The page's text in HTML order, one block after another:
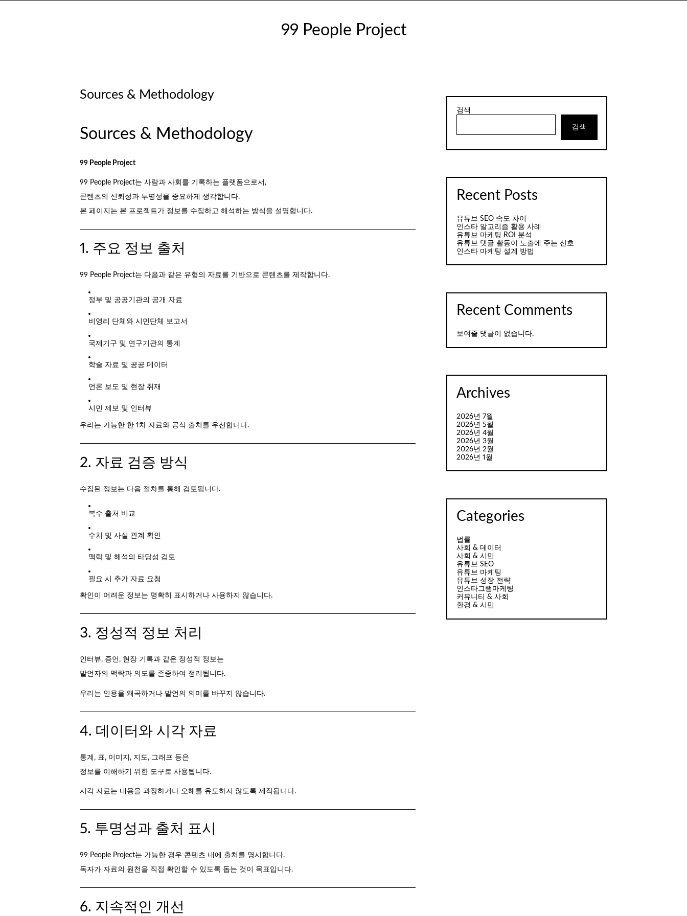
99 People Project
Sources & Methodology
Sources & Methodology
99 People Project
99 People Project는 사람과 사회를 기록하는 플랫폼으로서,
콘텐츠의 신뢰성과 투명성을 중요하게 생각합니다.
본 페이지는 본 프로젝트가 정보를 수집하고 해석하는 방식을 설명합니다.
1. 주요 정보 출처
99 People Project는 다음과 같은 유형의 자료를 기반으로 콘텐츠를 제작합니다.
정부 및 공공기관의 공개 자료
비영리 단체와 시민단체 보고서
국제기구 및 연구기관의 통계
학술 자료 및 공공 데이터
언론 보도 및 현장 취재
시민 제보 및 인터뷰
우리는 가능한 한 1차 자료와 공식 출처를 우선합니다.
2. 자료 검증 방식
수집된 정보는 다음 절차를 통해 검토됩니다.
복수 출처 비교
수치 및 사실 관계 확인
맥락 및 해석의 타당성 검토
필요 시 추가 자료 요청
확인이 어려운 정보는 명확히 표시하거나 사용하지 않습니다.
3. 정성적 정보 처리
인터뷰, 증언, 현장 기록과 같은 정성적 정보는
발언자의 맥락과 의도를 존중하여 정리됩니다.
우리는 인용을 왜곡하거나 발언의 의미를 바꾸지 않습니다.
4. 데이터와 시각 자료
통계, 표, 이미지, 지도, 그래프 등은
정보를 이해하기 위한 도구로 사용됩니다.
시각 자료는 내용을 과장하거나 오해를 유도하지 않도록 제작됩니다.
5. 투명성과 출처 표시
99 People Project는 가능한 경우 콘텐츠 내에 출처를 명시합니다.
독자가 자료의 원천을 직접 확인할 수 있도록 돕는 것이 목표입니다.
6. 지속적인 개선
검색
검색
Recent Posts
유튜브 SEO 속도 차이
인스타 알고리즘 활용 사례
유튜브 마케팅 ROI 분석
유튜브 댓글 활동이 노출에 주는 신호
인스타 마케팅 설계 방법
Recent Comments
보여줄 댓글이 없습니다.
Archives
2026년 7월
2026년 5월
2026년 4월
2026년 3월
2026년 2월
2026년 1월
Categories
법률
사회 & 데이터
사회 & 시민
유튜브 SEO
유튜브 마케팅
유튜브 성장 전략
인스타그램마케팅
커뮤니티 & 사회
환경 & 시민